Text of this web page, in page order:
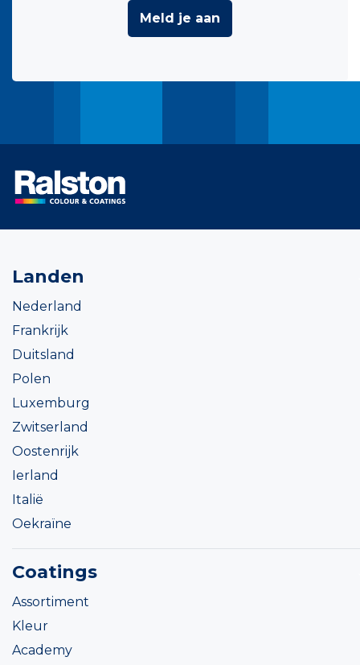
Meld je aan
Landen
Nederland
Frankrijk
Duitsland
Polen
Luxemburg
Zwitserland
Oostenrijk
Ierland
Italië
Oekraïne
Coatings
Assortiment
Kleur
Academy